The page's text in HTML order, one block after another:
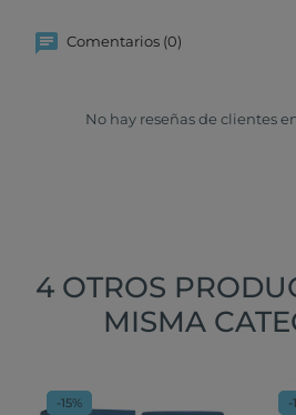
Comentarios (0)
No hay reseñas de clientes
4 OTROS
MISMA
-15% -